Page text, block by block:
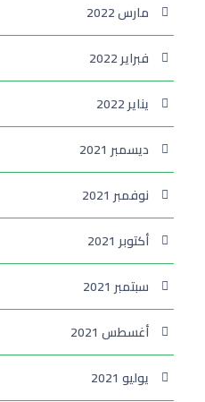
مارس 2022
فبراير 2022
يناير 2022
ديسمبر 2021
نوفمبر 2021
أكتوبر 2021
سبتمبر 2021
أغسطس 2021
يوليو 2021